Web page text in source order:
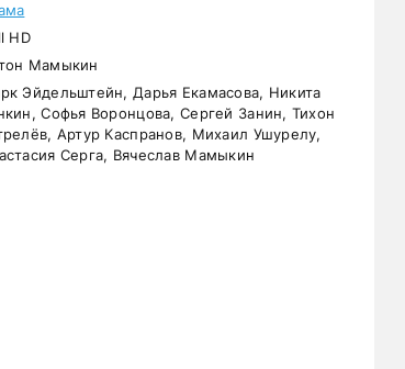
HD
Мамыкин
Эйдельштейн, Дарья Екамасова, Никита
Софья Воронцова, Сергей Занин, Тихон
Артур Каспранов, Михаил Ушурелу,
Серга, Вячеслав Мамыкин